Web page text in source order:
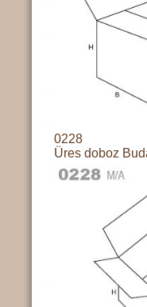
0228
Üres doboz